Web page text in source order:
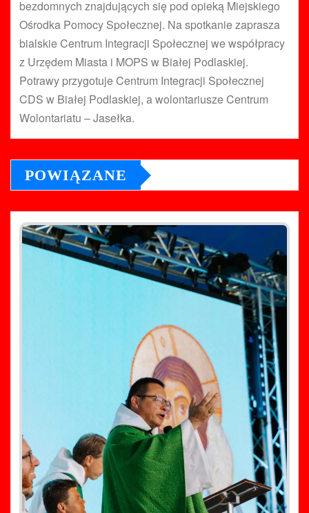
bezdomnych znajdujących się pod opieką Miejskiego
Ośrodka Pomocy Społecznej. Na spotkanie zaprasza
bialskie Centrum Integracji Społecznej we współpracy
z Urzędem Miasta i MOPS w Białej Podlaskiej.
Potrawy przygotuje Centrum Integracji Społecznej
CDS w Białej Podlaskiej, a wolontariusze Centrum
Wolontariatu – Jasełka.
POWIĄZANE